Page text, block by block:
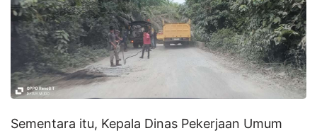
Sementara itu, Kepala Dinas Pekerjaan Umum